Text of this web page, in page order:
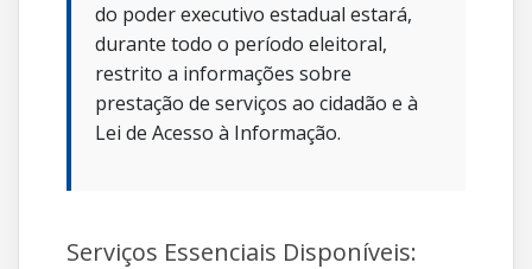
do poder executivo estadual estará,
durante todo o período eleitoral,
restrito a informações sobre
prestação de serviços ao cidadão e à
Lei de Acesso à Informação.
Serviços Essenciais Disponíveis: